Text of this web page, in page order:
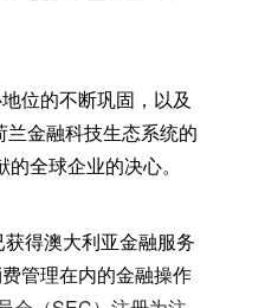
位的不断巩固，以及
金融科技生态系统的
全球企业的决心。
得澳大利亚金融服务
管理在内的金融操作